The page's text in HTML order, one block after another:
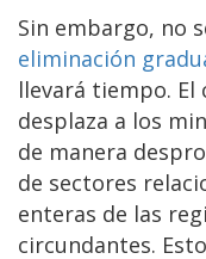
Sin embargo, no
eliminación
llevará tiempo. El
desplaza a los
de manera
de sectores
enteras de las
circundantes.